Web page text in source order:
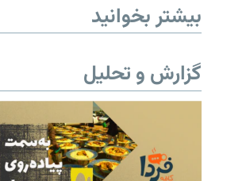
بیشتر بخوانید
گزارش و تحلیل